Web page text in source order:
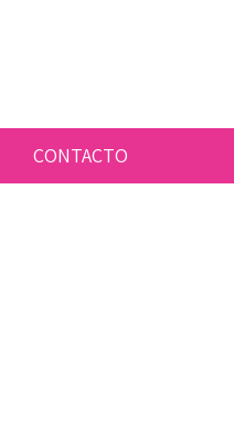
CONTACTO